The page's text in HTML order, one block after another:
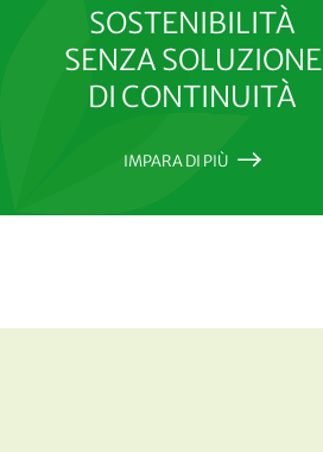
SOSTENIBILITÀ
SENZA SOLUZIONE
DI CONTINUITÀ
IMPARA DI PIÙ